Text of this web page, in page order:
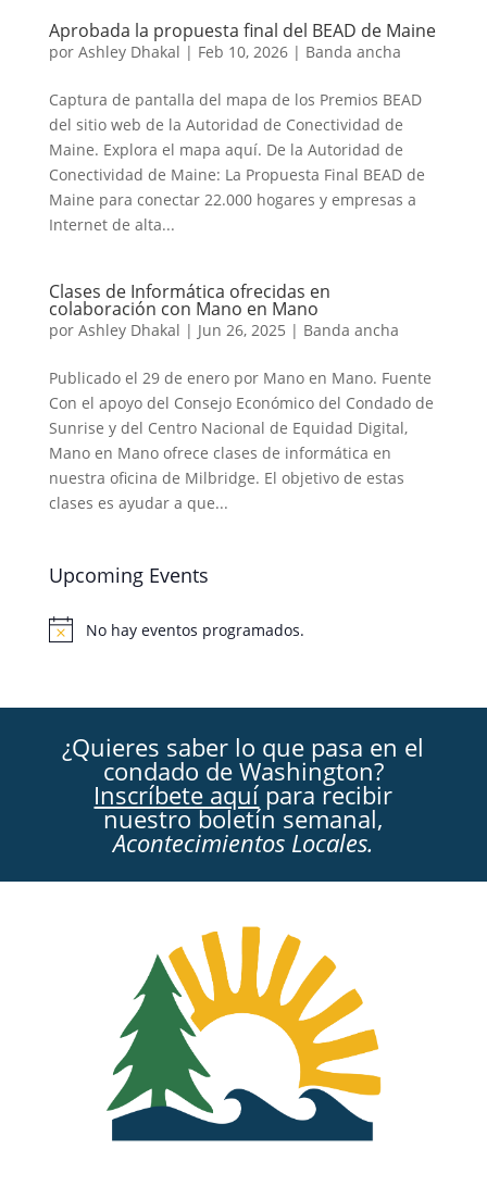
Aprobada la propuesta final del BEAD de Maine
por Ashley Dhakal | Feb 10, 2026| Banda ancha
Captura de pantalla del mapa de los Premios BEAD
del sitio web de la Autoridad de Conectividad de
Maine. Explora el mapa aquí. De la Autoridad de
Conectividad de Maine: La Propuesta Final BEAD de
Maine para conectar 22.000 hogares y empresas a
Internet de alta...
Clases de Informática ofrecidas en
colaboración con Mano en Mano
por Ashley Dhakal | Jun 26, 2025 | Banda ancha
Publicado el 29 de enero por Mano en Mano. Fuente
Con el apoyo del Consejo Económico del Condado de
Sunrise y del Centro Nacional de Equidad Digital,
Mano en Mano ofrece clases de informática en
nuestra oficina de Milbridge. El objetivo de estas
clases es ayudar a que...
Upcoming Events
Aviso No hay eventos programados.
¿Quieres saber lo que pasa en el
condado de Washington?
Inscríbete aquí para recibir
nuestro boletín semanal,
Acontecimientos Locales.